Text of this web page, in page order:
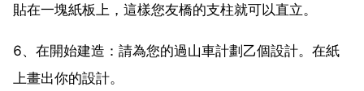
貼在一塊紙板上，這樣您友橋的支柱就可以直立。
6、在開始建造：請為您的過山車計劃乙個設計。在紙
上畫出你的設計。